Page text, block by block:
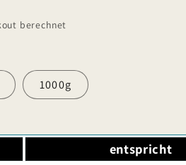
berechnet
1000g
entspricht